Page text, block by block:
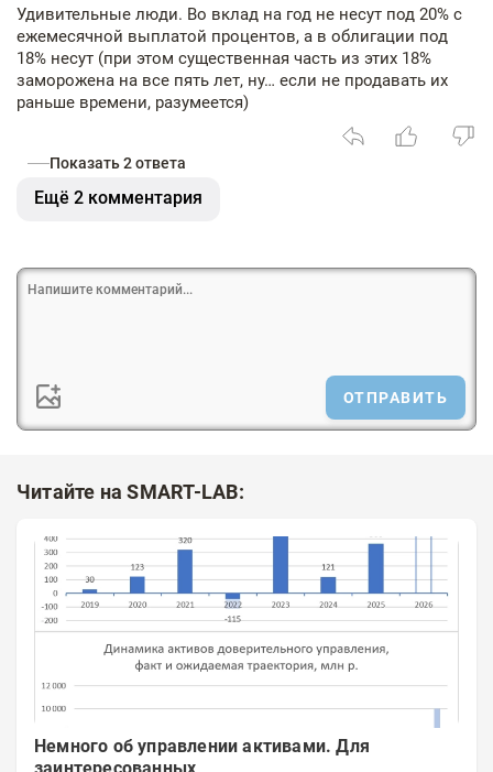
Удивительные люди. Во вклад на год не несут под 20% с
ежемесячной выплатой процентов, а в облигации под
18% несут (при этом существенная часть из этих 18%
заморожена на все пять лет, ну… если не продавать их
раньше времени, разумеется)
Показать 2 ответа
Ещё 2 комментария
ОТПРАВИТЬ
Читайте на SMART-LAB:
Немного об управлении активами. Для
заинтересованных